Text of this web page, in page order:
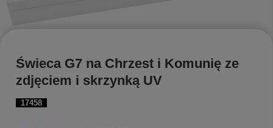
17458
Świeca G7 na Chrzest i Komunię ze
zdjęciem i skrzynką UV